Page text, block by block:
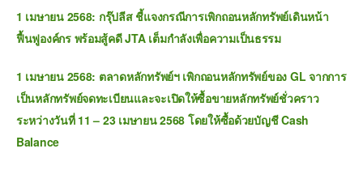
1 เมษายน 2568: กรุ๊ปลีส ชี้แจงกรณีการเพิกถอนหลักทรัพย์เดินหน้า
ฟื้นฟูองค์กร พร้อมสู้คดี JTA เต็มกำลังเพื่อความเป็นธรรม
1 เมษายน 2568: ตลาดหลักทรัพย์ฯ เพิกถอนหลักทรัพย์ของ GL จากการ
เป็นหลักทรัพย์จดทะเบียนและจะเปิดให้ซื้อขายหลักทรัพย์ชั่วคราว
ระหว่างวันที่ 11 – 23 เมษายน 2568 โดยให้ซื้อด้วยบัญชี Cash
Balance